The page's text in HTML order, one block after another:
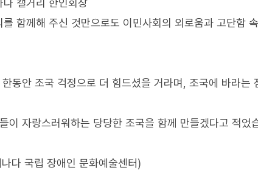
캘거리 한인회장
함께해 주신 것만으로도 이민사회의 외로움과 고단함
동안 조국 걱정으로 더 힘드셨을 거라며, 조국에 바라는
이 자랑스러워하는 당당한 조국을 함께 만들겠다고 적었
다 국립 장애인 문화예술센터)